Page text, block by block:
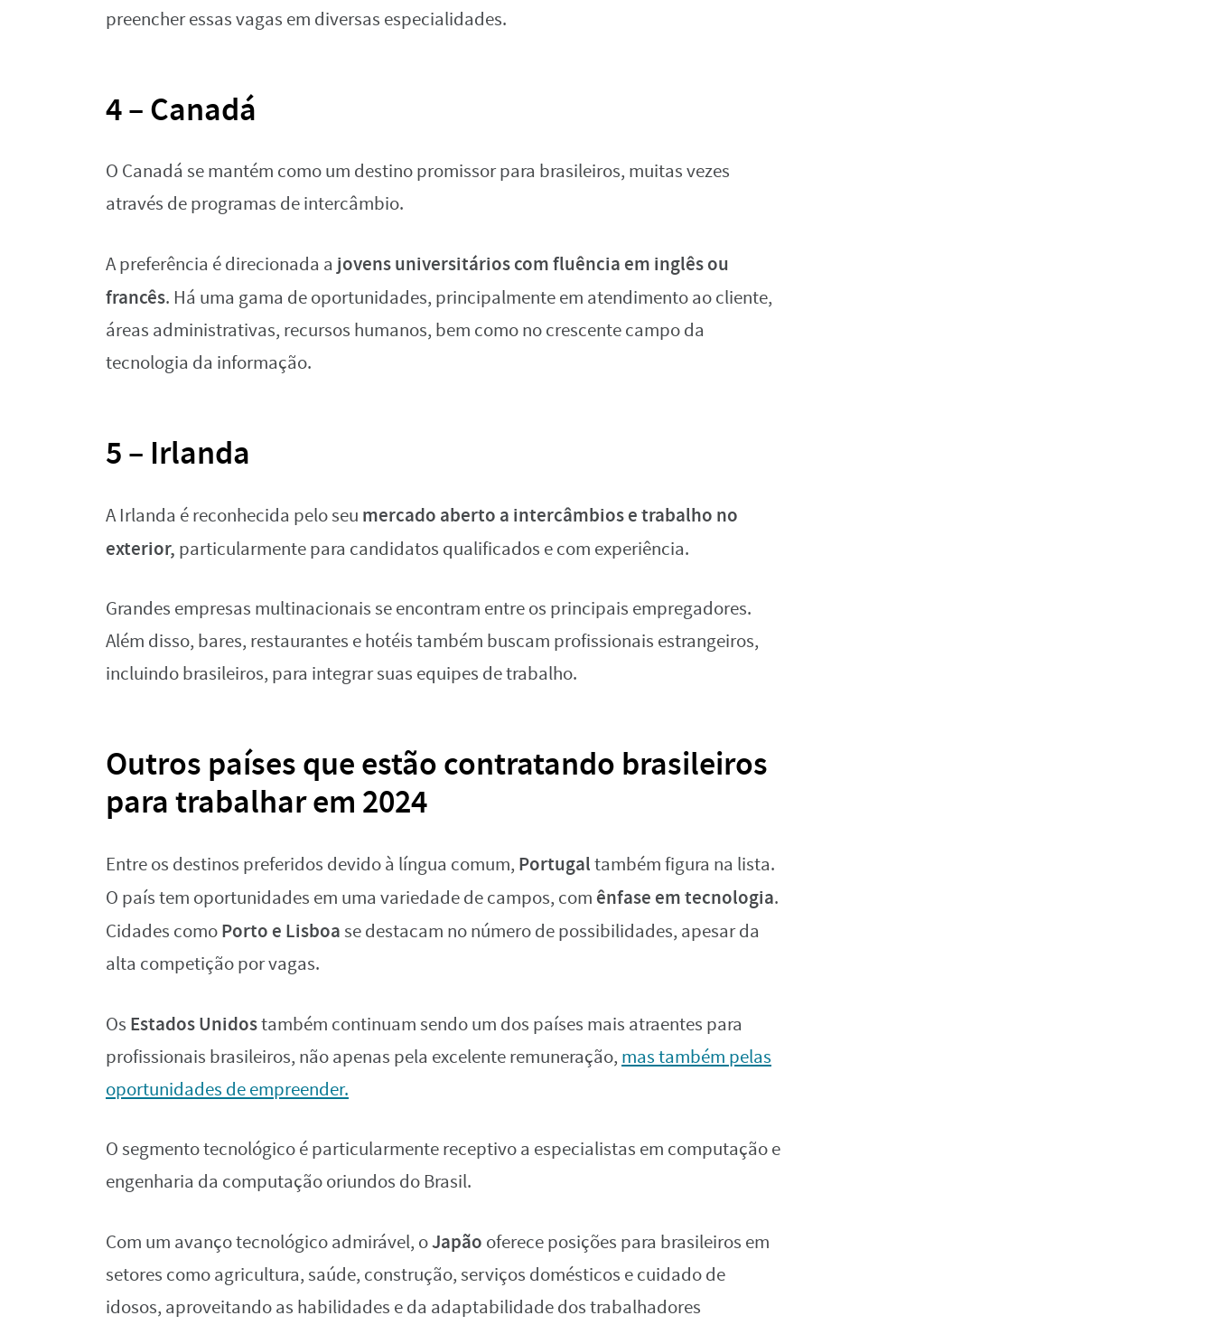
preencher essas vagas em diversas especialidades.
4 – Canadá
O Canadá se mantém como um destino promissor para brasileiros, muitas vezes
através de programas de intercâmbio.
A preferência é direcionada a jovens universitários com fluência em inglês ou
francês. Há uma gama de oportunidades, principalmente em atendimento ao cliente,
áreas administrativas, recursos humanos, bem como no crescente campo da
tecnologia da informação.
5 – Irlanda
A Irlanda é reconhecida pelo seu mercado aberto a intercâmbios e trabalho no
exterior, particularmente para candidatos qualificados e com experiência.
Grandes empresas multinacionais se encontram entre os principais empregadores.
Além disso, bares, restaurantes e hotéis também buscam profissionais estrangeiros,
incluindo brasileiros, para integrar suas equipes de trabalho.
Outros países que estão contratando brasileiros
para trabalhar em 2024
Entre os destinos preferidos devido à língua comum, Portugaltambém figura na lista.
O país tem oportunidades em uma variedade de campos, com ênfase em tecnologia.
Cidades comoPorto e Lisboase destacam no número de possibilidades, apesar da
alta competição por vagas.
Os Estados Unidostambém continuam sendo um dos países mais atraentes para
profissionais brasileiros, não apenas pela excelente remuneração, mas também pelas
oportunidades de empreender.
O segmento tecnológico é particularmente receptivo a especialistas em computação e
engenharia da computação oriundos do Brasil.
Com um avanço tecnológico admirável, oJapão oferece posições para brasileiros em
setores como agricultura, saúde, construção, serviços domésticos e cuidado de
idosos, aproveitando as habilidades e da adaptabilidade dos trabalhadores